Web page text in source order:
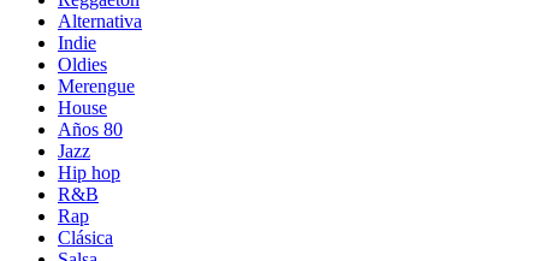
Alternativa
Indie
Oldies
Merengue
House
Años 80
Jazz
Hip hop
R&B
Rap
Clásica